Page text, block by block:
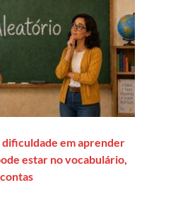
dificuldade em aprender
estar no vocabulário,